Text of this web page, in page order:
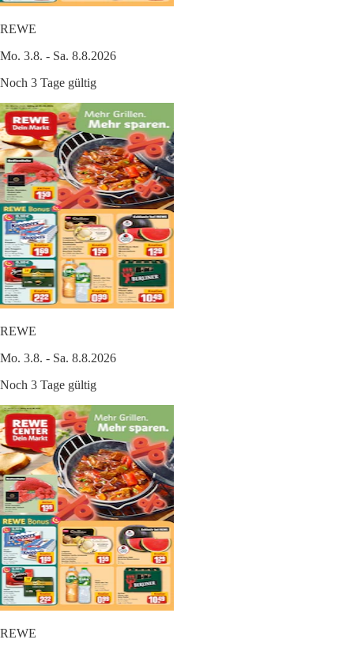
REWE
Mo. 3.8. - Sa. 8.8.2026
Noch 3 Tage gültig
REWE
Mo. 3.8. - Sa. 8.8.2026
Noch 3 Tage gültig
REWE